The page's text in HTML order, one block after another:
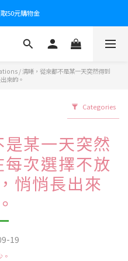
50元購物金
/清晰，從來都不是某一天突然得到
來的。
Categories
某一天突然
次選擇不放
悄悄長出來
19